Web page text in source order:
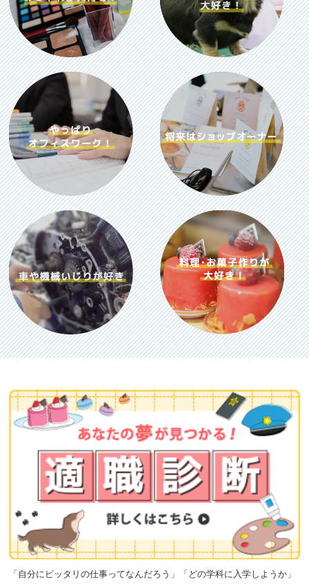
「自分にピッタリの仕事ってなんだろう」「どの学科に入学しようか」